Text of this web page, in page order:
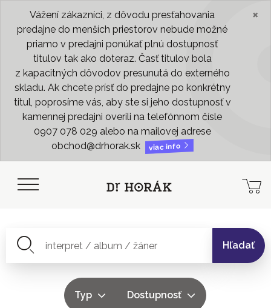
Vážení zákazníci, z dôvodu presťahovania
predajne do menších priestorov nebude možné
priamo v predajni ponúkať plnú dostupnosť
titulov tak ako doteraz. Časť titulov bola
z kapacitných dôvodov presunutá do externého
skladu. Ak chcete prísť do predajne po konkrétny
titul, poprosíme vás, aby ste si jeho dostupnosť v
kamennej predajni overili na telefónnom čísle
0907 078 029 alebo na mailovej adrese
obchod@drhorak.sk
viac info
×
Hľadať
Typ Dostupnosť